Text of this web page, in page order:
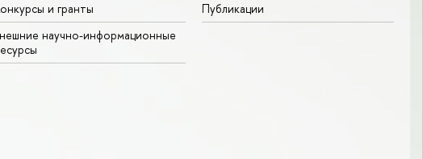
и гранты
научно-информационные
Публикации